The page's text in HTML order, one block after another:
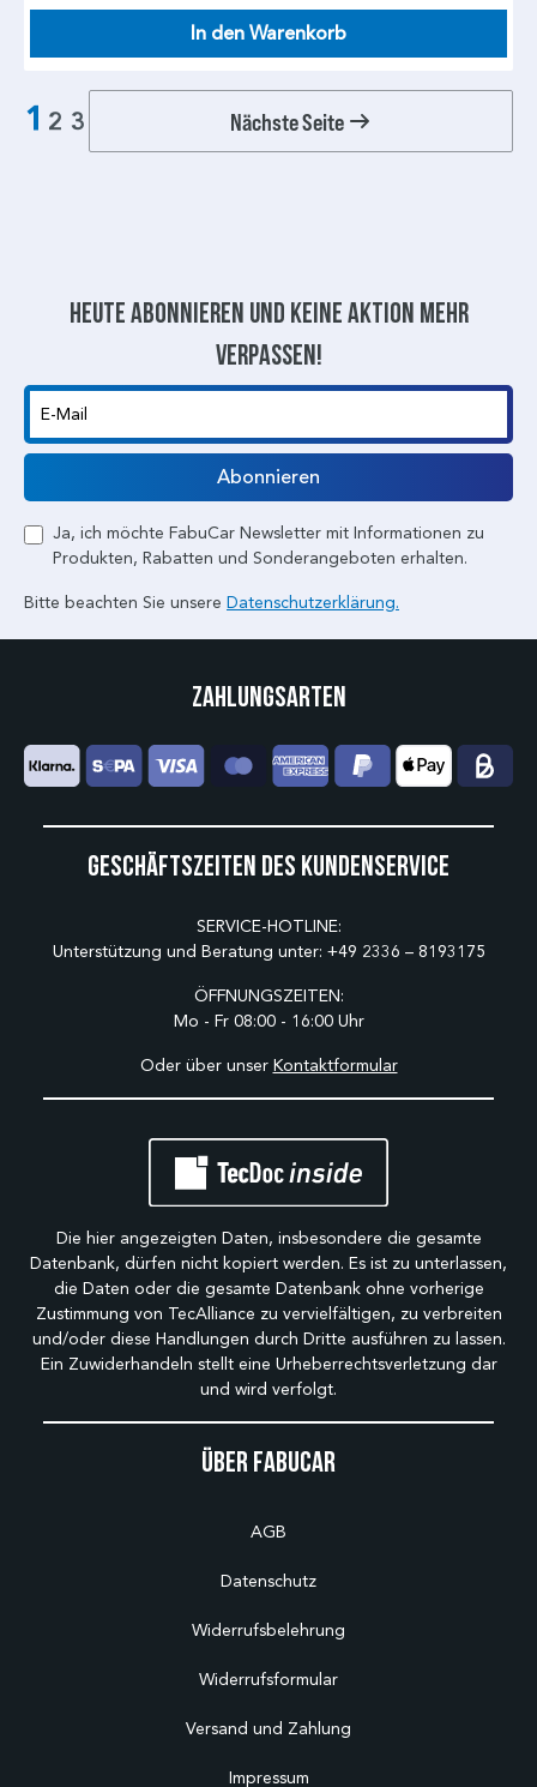
In den Warenkorb
1 2 3 Nächste Seite
Heute abonnieren und keine aktion mehr
verpassen!
E-Mail
Abonnieren
Ja, ich möchte FabuCar Newsletter mit Informationen zu
Produkten, Rabatten und Sonderangeboten erhalten.
Bitte beachten Sie unsere Datenschutzerklärung.
Über Fabucar
AGB
Datenschutz
Widerrufsbelehrung
Widerrufsformular
Versand und Zahlung
Impressum
Geschäftszeiten des Kundenservice
SERVICE-HOTLINE:
Unterstützung und Beratung unter: +49 2336 – 8193175
ÖFFNUNGSZEITEN:
Mo - Fr 08:00 - 16:00 Uhr
Oder über unser Kontaktformular
Zahlungsarten
Die hier angezeigten Daten, insbesondere die gesamte
Datenbank, dürfen nicht kopiert werden. Es ist zu unterlassen,
die Daten oder die gesamte Datenbank ohne vorherige
Zustimmung von TecAlliance zu vervielfältigen, zu verbreiten
und/oder diese Handlungen durch Dritte ausführen zu lassen.
Ein Zuwiderhandeln stellt eine Urheberrechtsverletzung dar
und wird verfolgt.